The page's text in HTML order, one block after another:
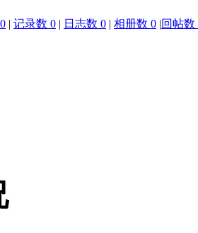
| 记录数 0 | 日志数 0 | 相册数 0 |回帖数